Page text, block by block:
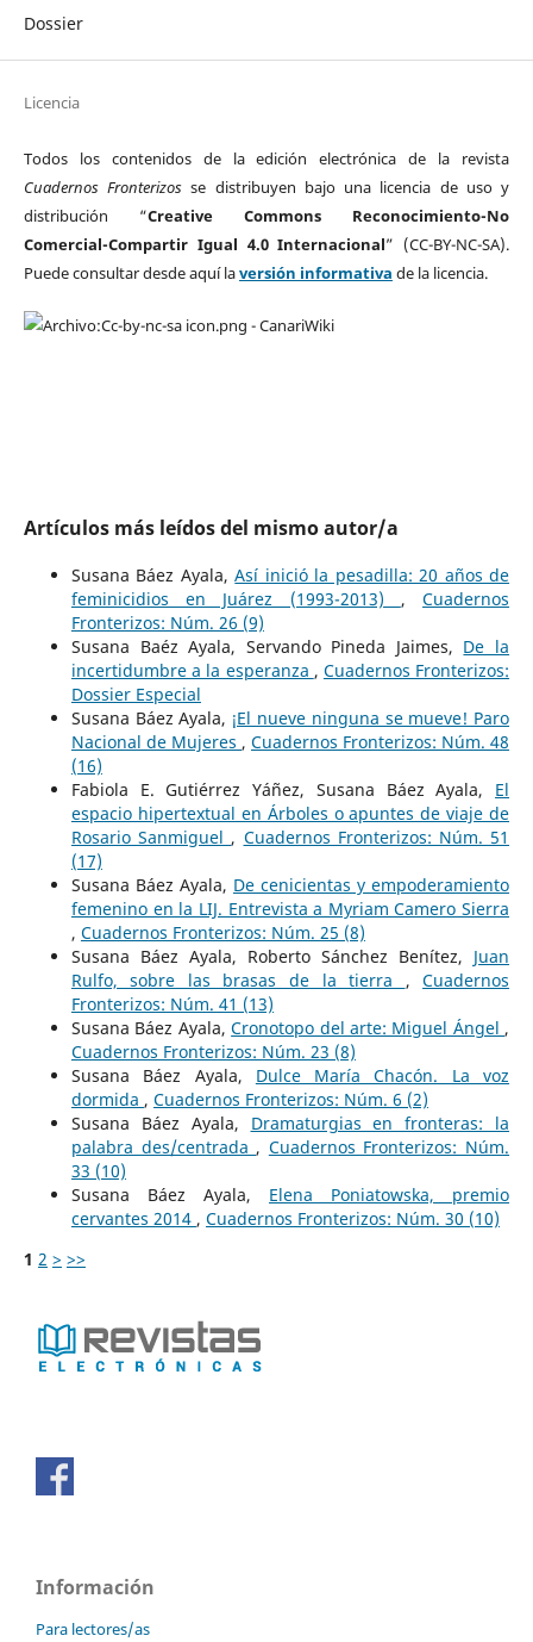
Dossier
Licencia
Todos los contenidos de la edición electrónica de la revista
Cuadernos Fronterizos se distribuyen bajo una licencia de uso y
distribución “Creative Commons Reconocimiento-No
Comercial-Compartir Igual 4.0 Internacional” (CC-BY-NC-SA).
Puede consultar desde aquí laversión informativa de la licencia.
Artículos más leídos del mismo autor/a
Susana Báez Ayala,Así inició la pesadilla: 20 años de
feminicidios en Juárez (1993-2013) ,Cuadernos
Fronterizos: Núm. 26 (9)
Susana Baéz Ayala, Servando Pineda Jaimes, De la
incertidumbre a la esperanza , Cuadernos Fronterizos:
Dossier Especial
Susana Báez Ayala, ¡El nueve ninguna se mueve! Paro
Nacional de Mujeres ,Cuadernos Fronterizos: Núm. 48
(16)
Fabiola E. Gutiérrez Yáñez, Susana Báez Ayala, El
espacio hipertextual en Árboles o apuntes de viaje de
Rosario Sanmiguel , Cuadernos Fronterizos: Núm. 51
(17)
Susana Báez Ayala, De cenicientas y empoderamiento
femenino en la LIJ. Entrevista a Myriam Camero Sierra
, Cuadernos Fronterizos: Núm. 25 (8)
Susana Báez Ayala, Roberto Sánchez Benítez, Juan
Rulfo, sobre las brasas de la tierra ,Cuadernos
Fronterizos: Núm. 41 (13)
Susana Báez Ayala,Cronotopo del arte: Miguel Ángel ,
Cuadernos Fronterizos: Núm. 23 (8)
Susana Báez Ayala, Dulce María Chacón. La voz
dormida , Cuadernos Fronterizos: Núm. 6 (2)
Susana Báez Ayala, Dramaturgias en fronteras: la
palabra des/centrada , Cuadernos Fronterizos: Núm.
33 (10)
Susana Báez Ayala, Elena Poniatowska, premio
cervantes 2014 , Cuadernos Fronterizos: Núm. 30 (10)
1 2 > >>
Información
Para lectores/as